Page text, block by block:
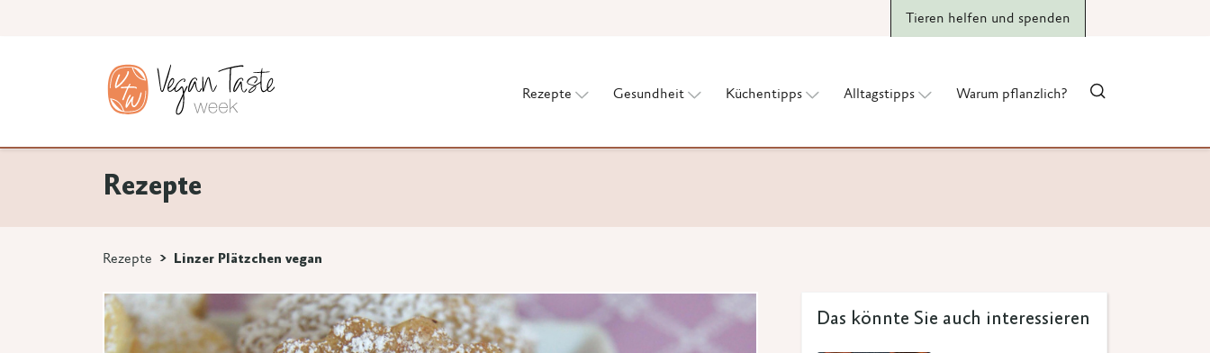
Tieren helfen und spenden
Rezepte Gesundheit Küchentipps Alltagstipps Warum pflanzlich?
Rezepte
Rezepte Linzer Plätzchen vegan
Das könnte Sie auch interessieren